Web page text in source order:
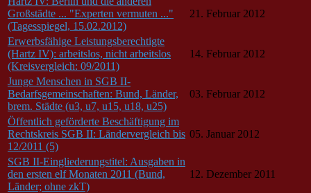
Großstädte ... "Experten vermuten ..."
(Tagesspiegel, 15.02.2012)
21. Februar 2012
Erwerbsfähige Leistungsberechtigte
(Hartz IV): arbeitslos, nicht arbeitslos
(Kreisvergleich: 09/2011)
14. Februar 2012
Junge Menschen in SGB II-
Bedarfsgemeinschaften: Bund, Länder,
brem. Städte (u3, u7, u15, u18, u25)
03. Februar 2012
Öffentlich geförderte Beschäftigung im
Rechtskreis SGB II: Ländervergleich bis
12/2011 (5)
05. Januar 2012
SGB II-Eingliederungstitel: Ausgaben in
den ersten elf Monaten 2011 (Bund,
Länder; ohne zkT)
12. Dezember 2011